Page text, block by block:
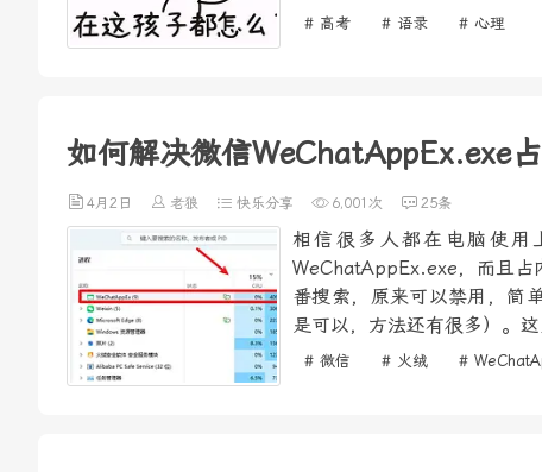
# 高考 # 语录 # 心理
如何解决微信WeChatAppEx.exe
4月2日 老狼 快乐分享 6,001次 25条
相信很多人都在电脑使用
WeChatAppEx.exe，而且占
番搜索，原来可以禁用，简
是可以，方法还有很多）。
# 微信 # 火绒 #